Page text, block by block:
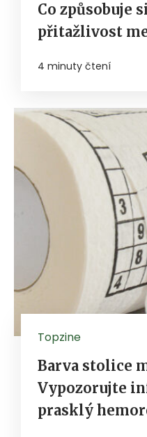
Co způsobuje
přitažlivost
4 minuty čtení
Topzine
Barva stolice
Vypozorujte
prasklý